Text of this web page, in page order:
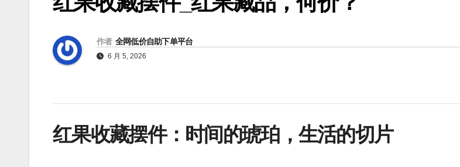
作者 全网低价自助下单平台
6 月 5, 2026
红果收藏摆件：时间的琥珀，生活的切片